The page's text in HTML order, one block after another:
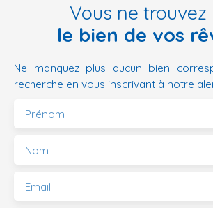
Vous ne trouvez
le bien de vos
Ne manquez plus aucun bien
recherche en vous inscrivant à notre
Prénom
Nom
Email